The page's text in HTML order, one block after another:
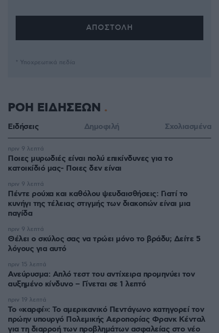
* Υποχρεωτικά πεδία
ΡΟΗ ΕΙΔΗΣΕΩΝ
Ειδήσεις Δημοφιλή Σχολιασμένα
Ποιες μυρωδιές είναι πολύ επικίνδυνες για το
κατοικίδιό μας- Ποιες δεν είναι
πριν 9 λεπτά
Πέντε ρούχα και καθόλου ψευδαισθήσεις: Γιατί το
κυνήγι της τέλειας στιγμής των διακοπών είναι μια
παγίδα
πριν 9 λεπτά
Θέλει ο σκύλος σας να τρώει μόνο το βράδυ; Δείτε 5
λόγους για αυτό
πριν 9 λεπτά
Ανεύρυσμα: Απλό τεστ του αντίχειρα προμηνύει τον
αυξημένο κίνδυνο – Γίνεται σε 1 λεπτό
πριν 15 λεπτά
Το «καρφί»: Το αμερικανικό Πεντάγωνο κατηγορεί τον
πρώην υπουργό Πολεμικής Αεροπορίας Φρανκ Κένταλ
για τη διαρροή των προβλημάτων ασφαλείας στο νέο
πριν 19 λεπτά